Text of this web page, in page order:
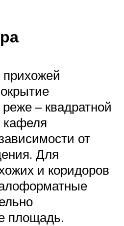
– квадратной
от
Для
и коридоров
площадь.